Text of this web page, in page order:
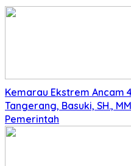
Kemarau Ekstrem Ancam
Tangerang, Basuki, SH.,
Pemerintah